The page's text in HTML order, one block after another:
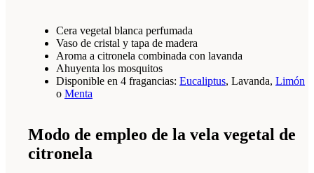
Cera vegetal blanca perfumada
Vaso de cristal y tapa de madera
Aroma a citronela combinada con lavanda
Ahuyenta los mosquitos
Disponible en 4 fragancias: Eucaliptus, Lavanda, Limón
o Menta
Modo de empleo de la vela vegetal de
citronela